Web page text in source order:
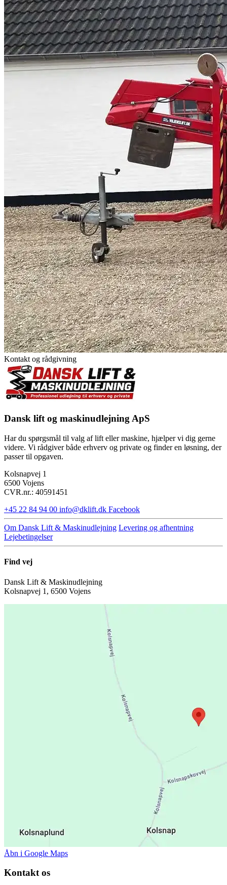
Kontakt og rådgivning
Dansk lift og maskinudlejning ApS
Har du spørgsmål til valg af lift eller maskine, hjælper vi dig gerne
videre. Vi rådgiver både erhverv og private og finder en løsning, der
passer til opgaven.
Kolsnapvej 1
6500 Vojens
CVR.nr.: 40591451
+45 22 84 94 00 info@dklift.dk Facebook
Om Dansk Lift & Maskinudlejning Levering og afhentning
Lejebetingelser
Find vej
Dansk Lift & Maskinudlejning
Kolsnapvej 1, 6500 Vojens
Åbn i Google Maps
Kontakt os